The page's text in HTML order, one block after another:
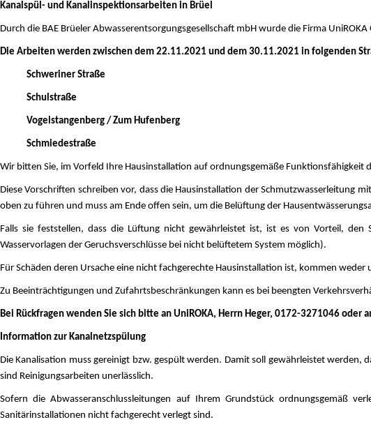
Kanalspül- und Kanalinspektionsarbeiten in Brüel
Durch die BAE Brüeler Abwasserentsorgungsgesellschaft mbH wurde die Firma
Die Arbeiten werden zwischen dem 22.11.2021 und dem 30.11.2021 in folgenden
Schweriner Straße
Schulstraße
Vogelstangenberg / Zum Hufenberg
Schmiedestraße
Wir bitten Sie, im Vorfeld Ihre Hausinstallation auf ordnungsgemäße
Diese Vorschriften schreiben vor, dass die Hausinstallation der Schmutzwasserleitung
oben zu führen und muss am Ende offen sein, um die Belüftung der
Falls sie feststellen, dass die Lüftung nicht gewährleistet ist, ist es von Vorteil, den
Wasservorlagen der Geruchsverschlüsse bei nicht belüftetem System möglich).
Für Schäden deren Ursache eine nicht fachgerechte Hausinstallation ist, kommen
Zu Beeinträchtigungen und Zufahrtsbeschränkungen kann es bei beengten
Bei Rückfragen wenden Sie sich bitte an UniROKA, Herrn Heger, 0172-3271046
Information zur Kanalnetzspülung
Die Kanalisation muss gereinigt bzw. gespült werden. Damit soll gewährleistet
sind Reinigungsarbeiten unerlässlich.
Sofern die Abwasseranschlussleitungen auf Ihrem Grundstück ordnungsgemäß
Sanitärinstallationen nicht fachgerecht verlegt sind.